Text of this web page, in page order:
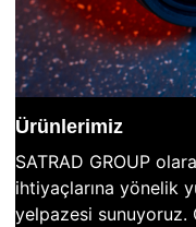
Ürünlerimiz
SATRAD GROUP
ihtiyaçlarına yönelik
yelpazesi